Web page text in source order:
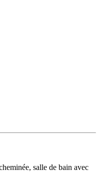
salle de bain avec